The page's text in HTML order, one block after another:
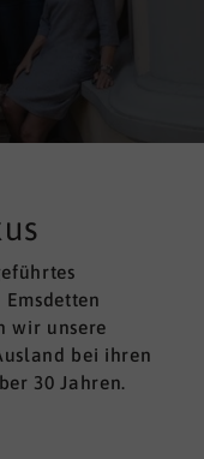
wir unsere
bei ihren
30 Jahren.